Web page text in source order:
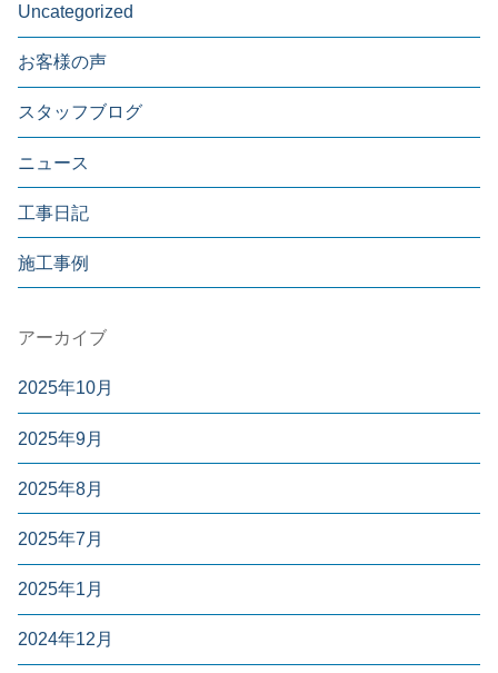
Uncategorized
お客様の声
スタッフブログ
ニュース
工事日記
施工事例
アーカイブ
2025年10月
2025年9月
2025年8月
2025年7月
2025年1月
2024年12月